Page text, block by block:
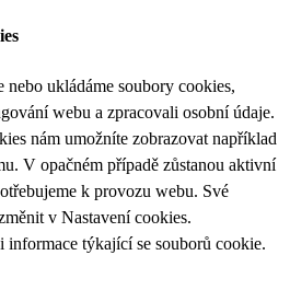
ukládáme soubory cookies,
webu a zpracovali osobní údaje.
nám umožníte zobrazovat například
V opačném případě zůstanou aktivní
k provozu webu. Své
v Nastavení cookies.
informace týkající se souborů cookie.